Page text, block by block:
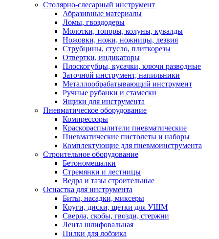
Столярно-слесарный инструмент
Абразивные материалы
Ломы, гвоздодеры
Молотки, топоры, колуны, кувалды
Ножовки, ножи, ножницы, лезвия
Струбцины, стусло, плиткорезы
Отвертки, индикаторы
Плоскогубцы, кусачки, ключи разводные
Заточной инструмент, напильники
Металлообрабатывающий инструмент
Ручные рубанки и стамески
Ящики для инструмента
Пневматическое оборудование
Компрессоры
Краскораспылители пневматические
Пневматические пистолеты и наборы
Комплектующие для пневмоинструмента
Строительное оборудование
Бетономешалки
Стремянки и лестницы
Ведра и тазы строительные
Оснастка для инструмента
Биты, насадки, миксеры
Круги, диски, щетки для УШМ
Сверла, скобы, гвозди, стержни
Лента шлифовальная
Пилки для лобзика